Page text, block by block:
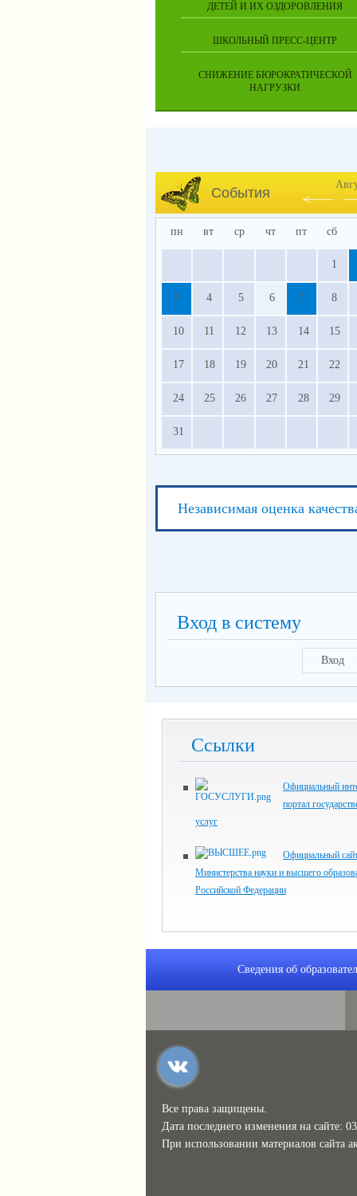
ДЕТЕЙ И ИХ ОЗДОРОВЛЕНИЯ
ШКОЛЬНЫЙ ПРЕСС-ЦЕНТР
СНИЖЕНИЕ БЮРОКРАТИЧЕСКОЙ
НАГРУЗКИ
События
пн вт ср чт пт сб
1
3 4 5 6 7 8
10 11 12 13 14 15
17 18 19 20 21 22
24 25 26 27 28 29
31
Независимая оценка
Вход в систему
Вход
Ссылки
Официальный
портал
услуг
Официальный
Министерства науки и высшего
Российской Федерации
Сведения об
Все права защищены.
Дата последнего изменения на сайте:
При использовании материалов сайта